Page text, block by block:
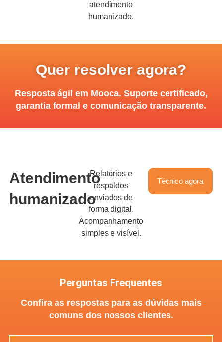
atendimento
humanizado.
Quer resolver agora?
Resposta ágil em Mooca. Suporte certificado,
garantia formal e comunicação transparente.
Atendimento
humanizado
Relatórios e
respaldos
enviados de
forma digital.
Acompanhamento
simples e visível.
Técnico agora
Perguntas Frequentes
Confira as respostas para as dúvidas mais
comuns dos nossos clientes.